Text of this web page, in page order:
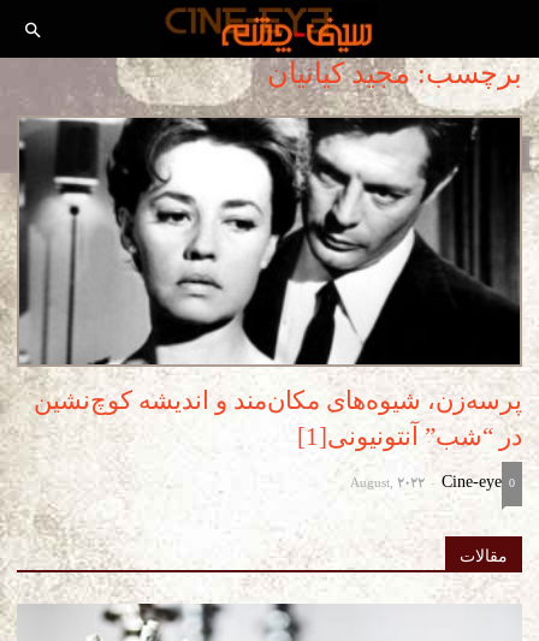
برچسب: مجید کیانیان
پرسه‌زن، شیوه‌های مکان‌مند و اندیشه کوچ‌نشین
در “شب” آنتونیونی[1]
Cine-eye
-
August, 2022 0
مقالات